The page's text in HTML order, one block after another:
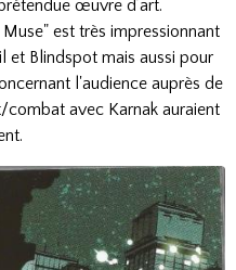
œuvre d’art.
est très impressionnant
et Blindspot mais aussi pour
l'audience auprès de
avec Karnak auraient